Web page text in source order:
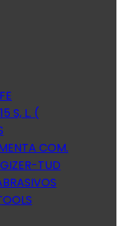
S, L. (
COM.
TUD